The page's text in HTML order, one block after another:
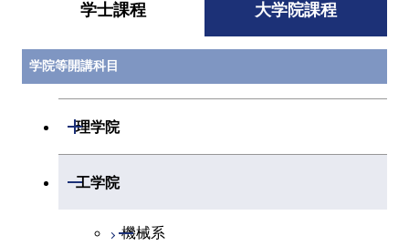
学士課程 大学院課程
学院等開講科目
理学院
開閉
物理学系
工学院
開閉
機械系
開閉